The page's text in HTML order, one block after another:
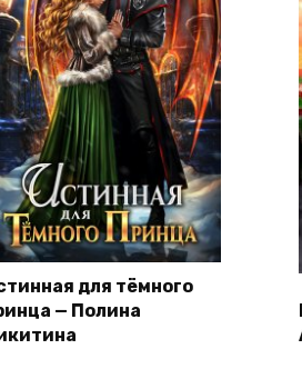
для тёмного
— Полина